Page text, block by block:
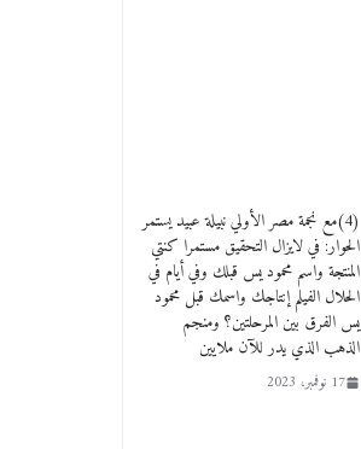
2 أبريل، 2026
(4)مع نجمة مصر الأولي نبيلة عبيد يستمر
الحوار: في لايزال التحقيق مستمرا كنتي
المنتجة واسم محمود يس قبلك وفي أيام في
الحلال الفيلم إنتاجك واسمك قبل محمود
يس الفرق بين المرحلتين؟ ومنجم
الذهب الذي يدر للآن ملايين
17 نوفمبر، 2023